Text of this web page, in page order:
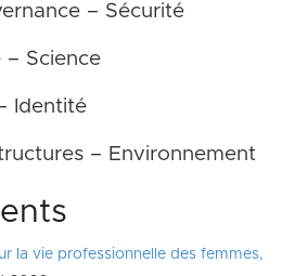
– Sécurité
– Science
Identité
– Environnement
la vie professionnelle des femmes,